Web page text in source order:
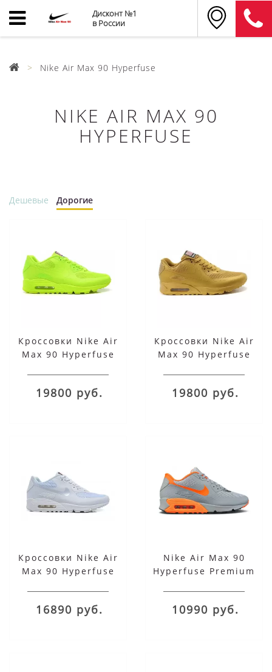
Дисконт №1
в России
Nike Air Max 90 Hyperfuse
NIKE AIR MAX 90
HYPERFUSE
Дешевые Дорогие
Кроссовки Nike Air
Max 90 Hyperfuse
19800 руб.
Кроссовки Nike Air
Max 90 Hyperfuse
19800 руб.
Кроссовки Nike Air
Max 90 Hyperfuse
16890 руб.
Nike Air Max 90
Hyperfuse Premium
10990 руб.